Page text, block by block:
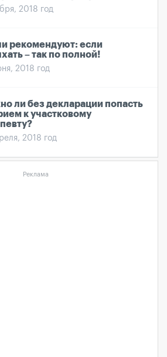
2018 год
рекомендуют: если
– так по полной!
2018 год
ли без декларации попасть
к участковому
2018 год
Реклама